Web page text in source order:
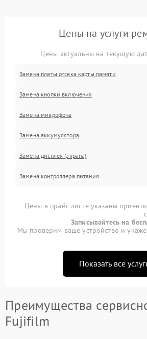
Цены на услуги
Цены актуальны на текущую
Замена платы отсека карты памяти
Замена кнопки включения
Замена микрофона
Замена аккумулятора
Замена дисплея (экрана)
Замена контроллера питания
Цены в прайс-листе указаны
Записывайтесь на
Мы проверим ваше устройство и
Показать все
Преимущества
Fujifilm